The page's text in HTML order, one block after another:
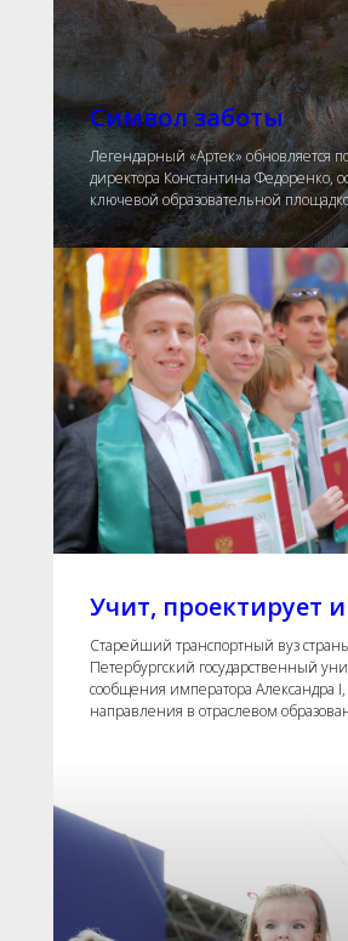
Символ заботы
Легендарный «Артек» обновляется
директора Константина Федоренко,
ключевой образовательной
Учит, проектирует
Старейший транспортный вуз
Петербургский государственный
сообщения императора Александра I,
направления в отраслевом